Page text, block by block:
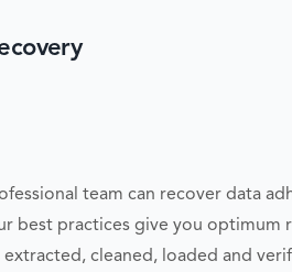
team can recover data
best practices give you optimum
extracted, cleaned, loaded and